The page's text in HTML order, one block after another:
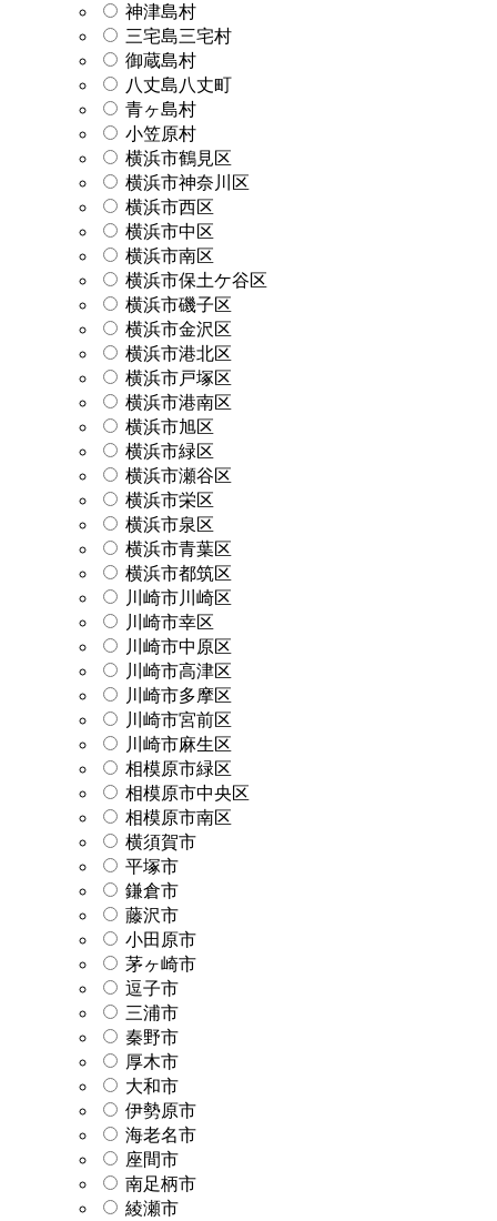
神津島村
三宅島三宅村
御蔵島村
八丈島八丈町
青ヶ島村
小笠原村
横浜市鶴見区
横浜市神奈川区
横浜市西区
横浜市中区
横浜市南区
横浜市保土ケ谷区
横浜市磯子区
横浜市金沢区
横浜市港北区
横浜市戸塚区
横浜市港南区
横浜市旭区
横浜市緑区
横浜市瀬谷区
横浜市栄区
横浜市泉区
横浜市青葉区
横浜市都筑区
川崎市川崎区
川崎市幸区
川崎市中原区
川崎市高津区
川崎市多摩区
川崎市宮前区
川崎市麻生区
相模原市緑区
相模原市中央区
相模原市南区
横須賀市
平塚市
鎌倉市
藤沢市
小田原市
茅ヶ崎市
逗子市
三浦市
秦野市
厚木市
大和市
伊勢原市
海老名市
座間市
南足柄市
綾瀬市